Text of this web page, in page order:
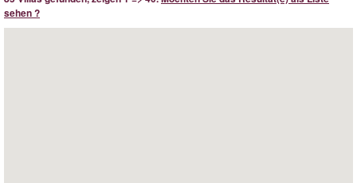
sehen ?